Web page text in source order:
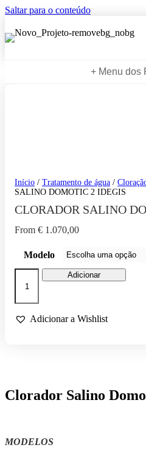
Saltar para o conteúdo
+ Menu dos
Início / Tratamento de água /
SALINO DOMOTIC 2 IDEGIS
CLORADOR SALINO
From € 1.070,00
Modelo
Quantidade
SALINO
DOMOTIC
Adicionar
Adicionar a Wishlist
Clorador Salino
MODELOS